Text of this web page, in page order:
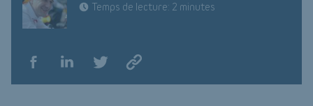
Temps de lecture: 2 minutes